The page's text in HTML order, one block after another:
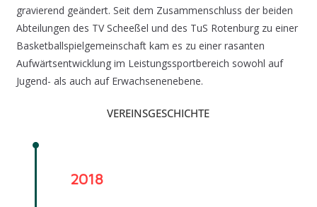
gravierend geändert. Seit dem Zusammenschluss der beiden
Abteilungen des TV Scheeßel und des TuS Rotenburg zu einer
Basketballspielgemeinschaft kam es zu einer rasanten
Aufwärtsentwicklung im Leistungssportbereich sowohl auf
Jugend- als auch auf Erwachsenenebene.
VEREINSGESCHICHTE
2018